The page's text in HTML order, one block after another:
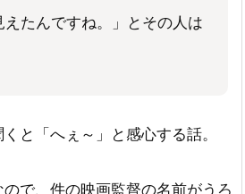
えたんですね。」とその人は
と「へぇ～」と感心する話。
で、件の映画監督の名前がうろ